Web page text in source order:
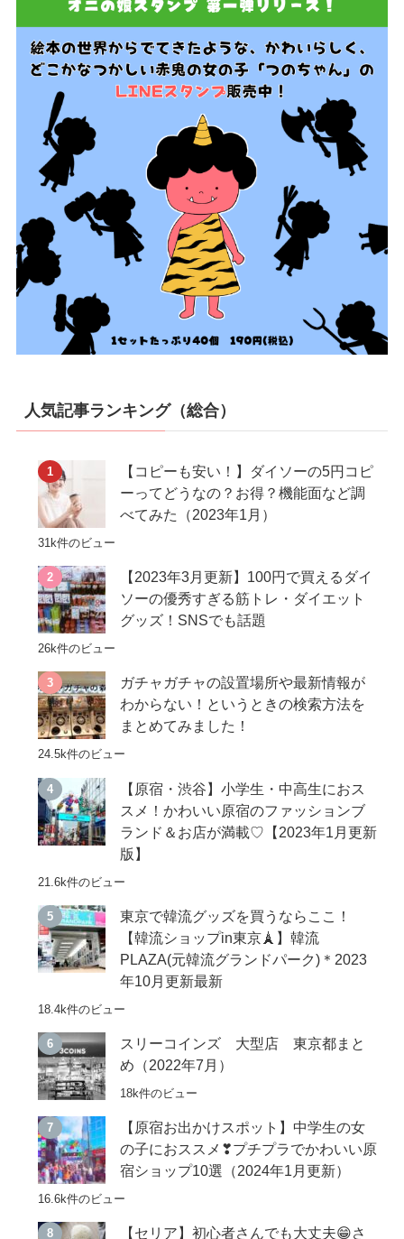
人気記事ランキング（総合）
【コピーも安い！】ダイソーの5円コピ
ーってどうなの？お得？機能面など調
べてみた（2023年1月）
31k件のビュー
【2023年3月更新】100円で買えるダイ
ソーの優秀すぎる筋トレ・ダイエット
グッズ！SNSでも話題
26k件のビュー
ガチャガチャの設置場所や最新情報が
わからない！というときの検索方法を
まとめてみました！
24.5k件のビュー
【原宿・渋谷】小学生・中高生におス
スメ！かわいい原宿のファッションブ
ランド＆お店が満載♡【2023年1月更新
版】
21.6k件のビュー
東京で韓流グッズを買うならここ！
【韓流ショップin東京🗼】韓流
PLAZA(元韓流グランドパーク)＊2023
年10月更新最新
18.4k件のビュー
スリーコインズ 大型店 東京都まと
め（2022年7月）
18k件のビュー
【原宿お出かけスポット】中学生の女
の子におススメ❣プチプラでかわいい原
宿ショップ10選（2024年1月更新）
16.6k件のビュー
【セリア】初心者さんでも大丈夫😁さ